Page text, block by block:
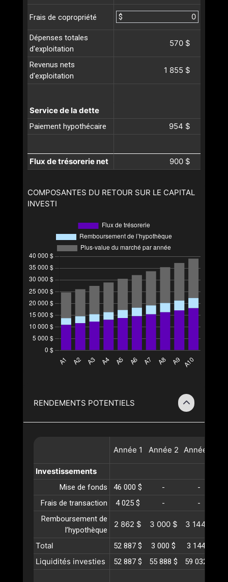
Frais de copropriété $
Dépenses totales
d'exploitation
570 $
Revenus nets
d'exploitation
1 855 $
Service de la dette
Paiement hypothécaire 954 $
Flux de trésorerie net 900 $
COMPOSANTES DU RETOUR SUR LE CAPITAL
INVESTI
RENDEMENTS POTENTIELS
Année 1 Année 2 Année
Investissements
Mise de fonds 46 000 $ -
-
Frais de transaction
4 025 $ -
-
Remboursement de
l’hypothèque
2 862 $ 3 000 $ 3 144 $
Total 52 887 $ 3 000 $ 3 144 $
Liquidités investies 52 887 $ 55 888 $ 59 032 $